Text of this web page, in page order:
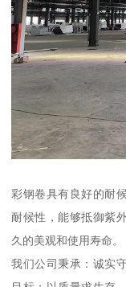
彩钢卷具有良好的耐
耐候性，能够抵御紫
久的美观和使用寿命。
我们公司秉承：诚实